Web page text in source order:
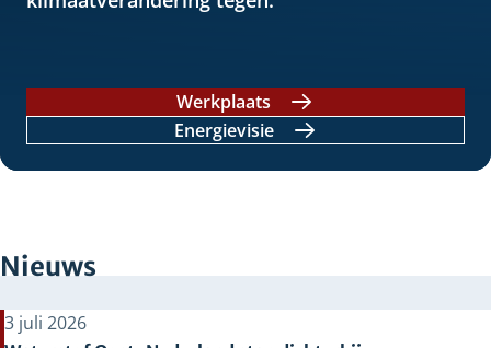
Werkplaats
Energievisie
Nieuws
3 juli 2026